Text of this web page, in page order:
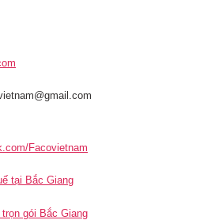
Facovietnam
tại Bắc Giang
gói Bắc Giang